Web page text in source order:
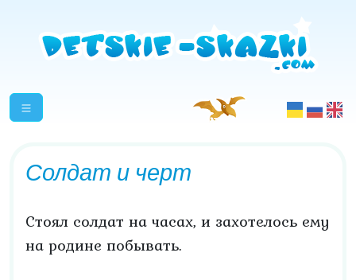
Солдат и черт
Стоял солдат на часах, и захотелось ему
на родине побывать.